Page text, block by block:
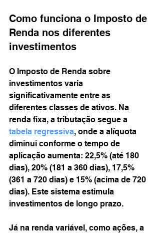
Como funciona o Imposto de
Renda nos diferentes
investimentos
O Imposto de Renda sobre
investimentos varia
significativamente entre as
diferentes classes de ativos. Na
renda fixa, a tributação segue a
tabela regressiva, onde a alíquota
diminui conforme o tempo de
aplicação aumenta: 22,5% (até 180
dias), 20% (181 a 360 dias), 17,5%
(361 a 720 dias) e 15% (acima de 720
dias). Este sistema estimula
investimentos de longo prazo.
Já na renda variável, como ações, a